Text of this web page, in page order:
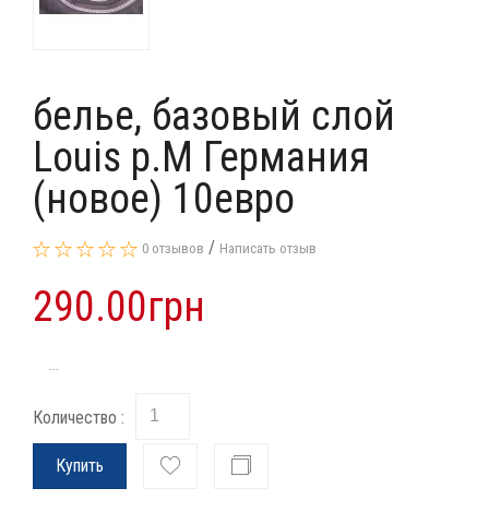
белье, базовый слой
Louis p.M Германия
(новое) 10евро
0 отзывов / Написать отзыв
290.00грн
...
Количество :
Купить